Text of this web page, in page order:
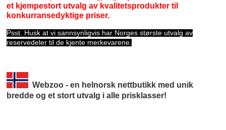
et kjempestort utvalg av kvalitetsprodukter til
konkurransedyktige priser.
Psst. Husk at vi sannsynligvis har Norges største utvalg av
reservedeler til de kjente merkevarene.
Webzoo - en helnorsk nettbutikk med unik
bredde og et stort utvalg i alle prisklasser!